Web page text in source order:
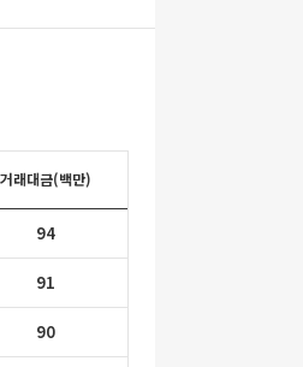
거래대금(백만)
94
91
90